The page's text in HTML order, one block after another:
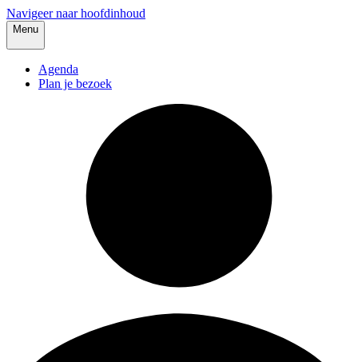
Navigeer naar hoofdinhoud
Menu
Agenda
Plan je bezoek